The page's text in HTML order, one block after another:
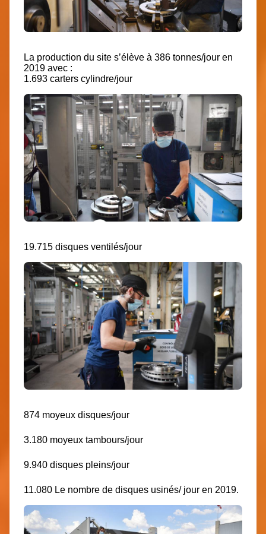
La production du site s’élève à 386 tonnes/jour en
2019 avec :
1.693 carters cylindre/jour
19.715 disques ventilés/jour
874 moyeux disques/jour
3.180 moyeux tambours/jour
9.940 disques pleins/jour
11.080 Le nombre de disques usinés/ jour en 2019.